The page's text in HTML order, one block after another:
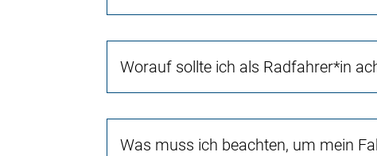
Worauf sollte ich als Radfahrer*in
Was muss ich beachten, um mein